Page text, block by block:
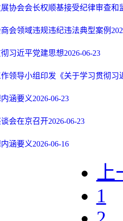
协会会长权顺基接受纪律审查和
会领域违规违纪违法典型案例
习近平党建思想2026-06-23
领导小组印发《关于学习贯彻习
涵要义2026-06-23
会在京召开2026-06-23
涵要义2026-06-16
1